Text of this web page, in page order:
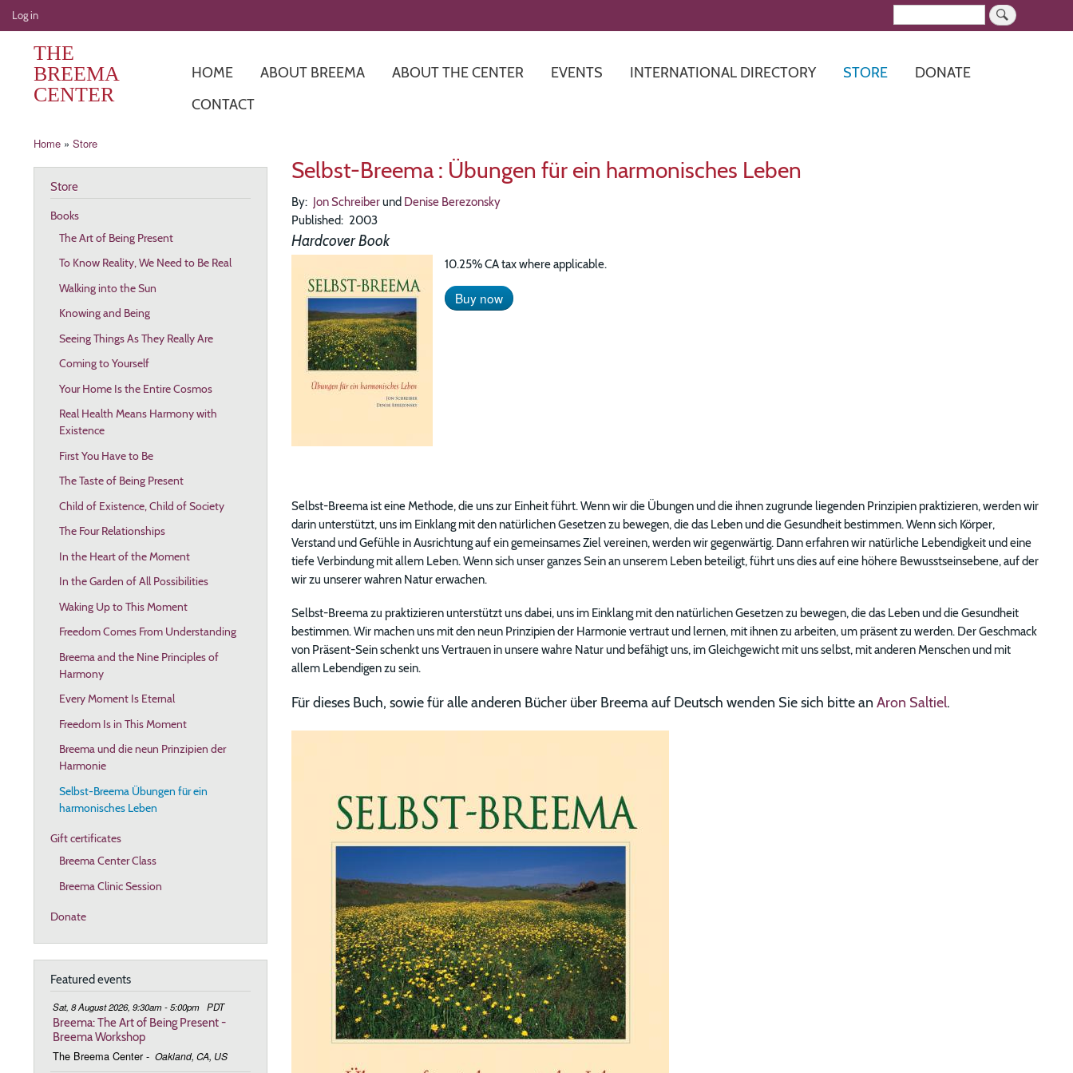
User
account
menu
Log in
Search
THE
BREEMA
CENTER
HOME ABOUT BREEMA ABOUT THE CENTER EVENTS INTERNATIONAL DIRECTORY STORE
DONATE
CONTACT
Breadcrumb
Home Store
Selbst-Breema : Übungen für ein harmonisches Leben
By Jon Schreiberund Denise Berezonsky
Published
2003
Hardcover Book
10.25% CA tax where applicable.
Buy now
Selbst-Breema ist eine Metho­de, die uns zur Einheit führt. Wenn wir die Übungen und die ihnen zugrunde liegenden Prinzipien praktizieren, werden wir
darin unterstützt, uns im Einklang mit den natürlichen Gesetzen zu bewegen, die das Leben und die Gesund­heit bestimmen. Wenn sich Körper,
Verstand und Gefühle in Ausrichtung auf ein gemeinsames Ziel vereinen, werden wir gegenwärtig. Dann erfah­ren wir natürliche Lebendig­keit und eine
tiefe Verbindung mit allem Leben. Wenn sich unser ganzes Sein an unserem Leben beteiligt, führt uns dies auf eine höhere Bewusstseins­ebene, auf der
wir zu unserer wahren Natur erwachen.
Selbst-Breema zu praktizieren ­unterstützt uns dabei, uns im Einklang mit den natürlichen Gesetzen zu bewegen, die das Leben und die Gesundheit
bestimmen. Wir machen uns mit den neun Prinzipien der Harmonie vertraut und lernen, mit ihnen zu arbeiten, um präsent zu werden. Der Geschmack
von Präsent-Sein schenkt uns Vertrauen in unsere wahre Natur und befähigt uns, im Gleichgewicht mit uns selbst, mit anderen Menschen und mit
allem Lebendigen zu sein.
Für dieses Buch, sowie für alle anderen Bücher über Breema auf Deutsch wenden Sie sich bitte an Aron Saltiel.
Store
Books
The Art of Being Present
To Know Reality, We Need to Be Real
Walking into the Sun
Knowing and Being
Seeing Things As They Really Are
Coming to Yourself
Your Home Is the Entire Cosmos
Real Health Means Harmony with
Existence
First You Have to Be
The Taste of Being Present
Child of Existence, Child of Society
The Four Relationships
In the Heart of the Moment
In the Garden of All Possibilities
Waking Up to This Moment
Freedom Comes From Understanding
Breema and the Nine Principles of
Harmony
Every Moment Is Eternal
Freedom Is in This Moment
Breema und die neun Prinzipien der
Harmonie
Selbst-Breema Übungen für ein
harmonisches Leben
Gift certificates
Breema Center Class
Breema Clinic Session
Donate
Featured events
Sat, 8 August 2026, 9:30am - 5:00pm PDT
Breema: The Art of Being Present -
Breema Workshop
The Breema Center - Oakland, CA, US